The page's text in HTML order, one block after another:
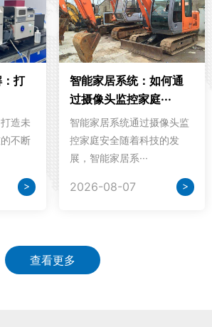
打
造未
不断
>
智能家居系统：如何通
过摄像头监控家庭···
智能家居系统通过摄像头监
控家庭安全随着科技的发
展，智能家居系···
2026-08-07 >
查看更多